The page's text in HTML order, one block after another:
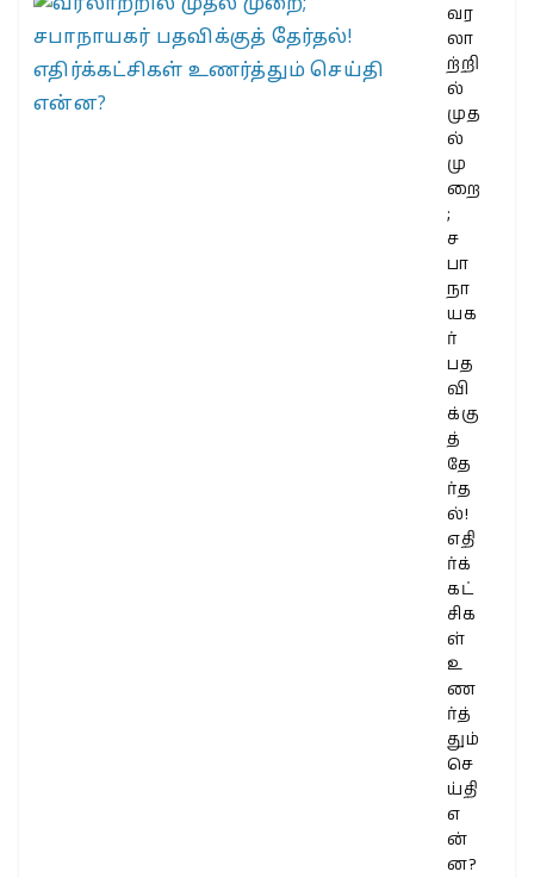
வர
லா
ற்றி
ல்
முத
ல்
மு
றை
;
ச
பா
நா
யக
ர்
பத
வி
க்கு
த்
தே
ர்த
ல்!
எதி
ர்க்
கட்
சிக
ள்
உ
ண
ர்த்
தும்
செ
ய்தி
எ
ன்
ன?